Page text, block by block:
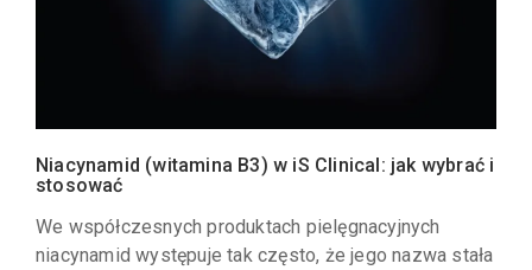
Niacynamid (witamina B3) w iS Clinical: jak wybrać i
stosować
We współczesnych produktach pielęgnacyjnych
niacynamid występuje tak często, że jego nazwa stała